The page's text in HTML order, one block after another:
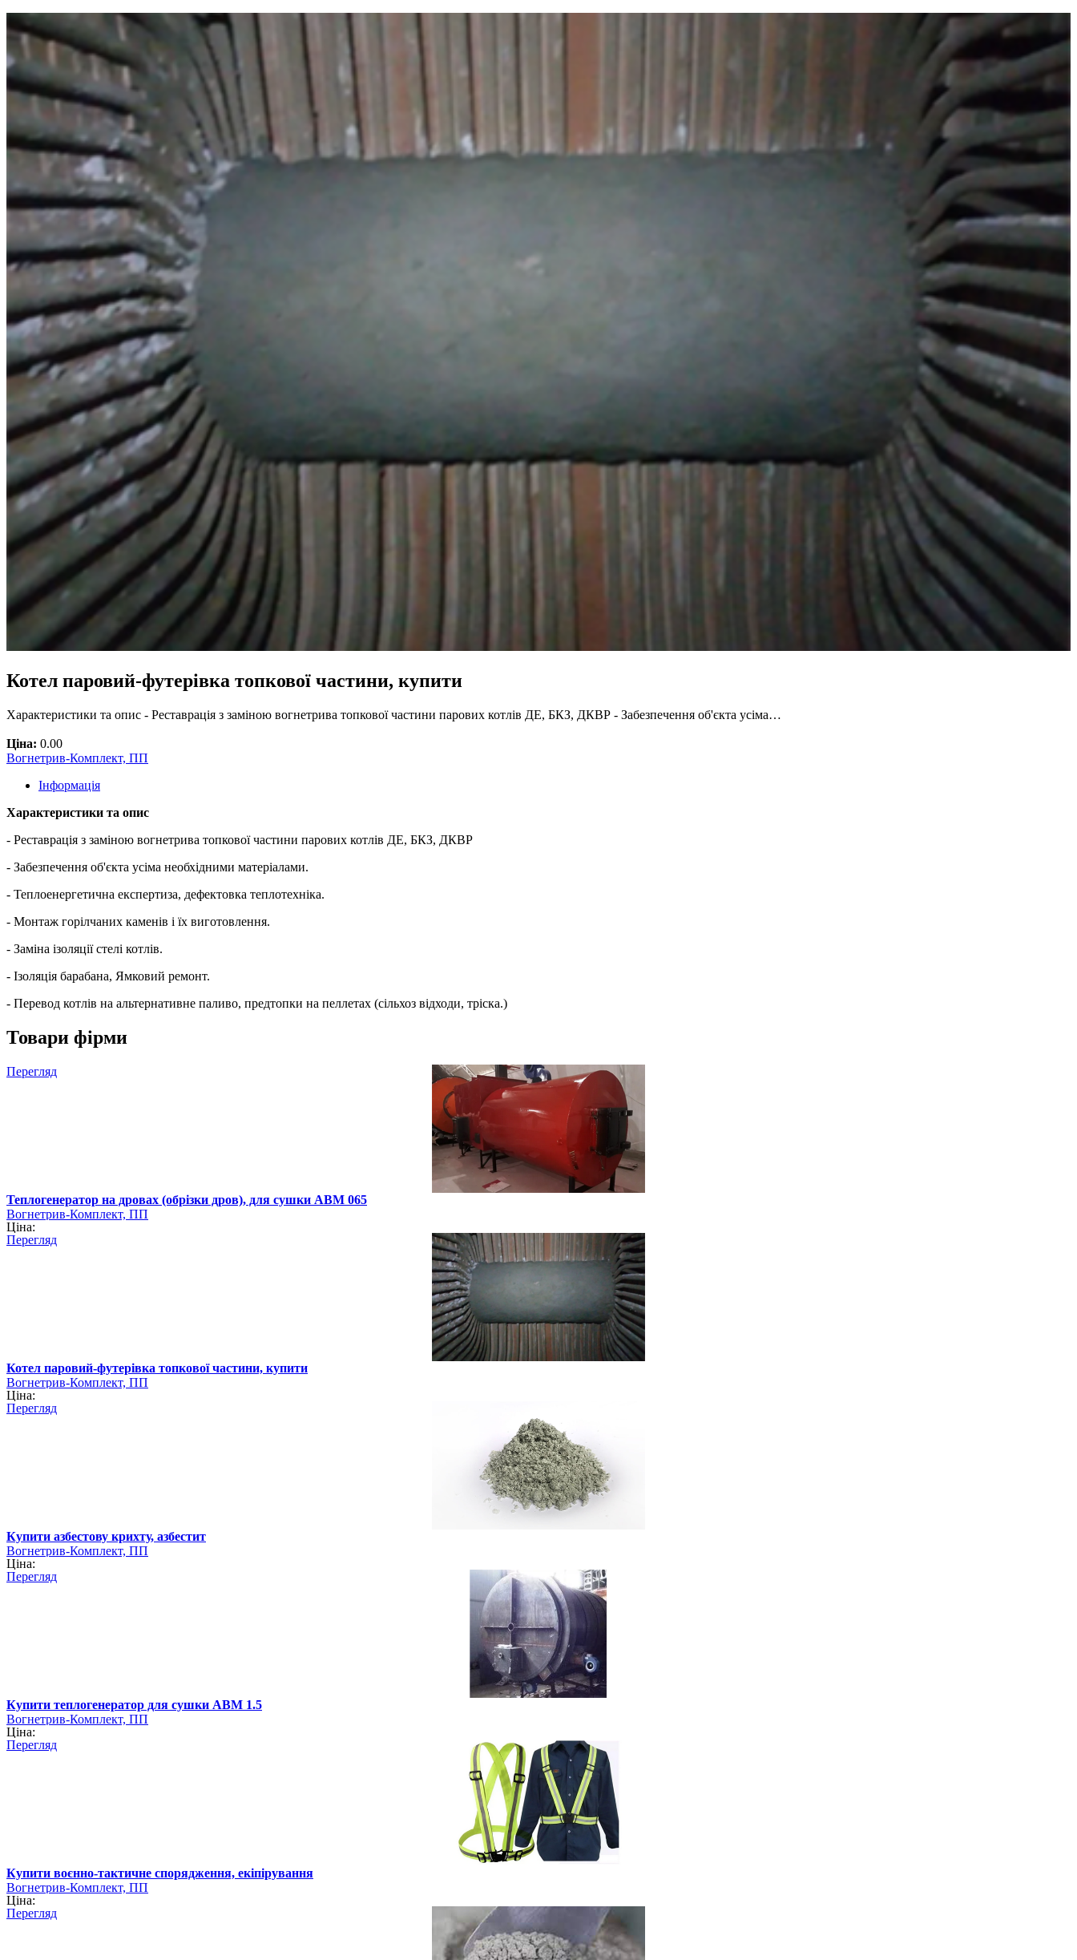
Котел паровий-футерівка топкової частини, купити
Характеристики та опис - Реставрація з заміною вогнетрива топкової частини парових котлів ДЕ, БКЗ, ДКВР - Забезпечення об'єкта усіма…
Ціна: 0.00
Вогнетрив-Комплект, ПП
Інформація
Характеристики та опис
- Реставрація з заміною вогнетрива топкової частини парових котлів ДЕ, БКЗ, ДКВР
- Забезпечення об'єкта усіма необхідними матеріалами.
- Теплоенергетична експертиза, дефектовка теплотехніка.
- Монтаж горілчаних каменів і їх виготовлення.
- Заміна ізоляції стелі котлів.
- Ізоляція барабана, Ямковий ремонт.
- Перевод котлів на альтернативне паливо, предтопки на пеллетах (сільхоз відходи, тріска.)
Товари фірми
Перегляд
Теплогенератор на дровах (обрізки дров), для сушки АВМ 065
Вогнетрив-Комплект, ПП
Ціна:
Перегляд
Котел паровий-футерівка топкової частини, купити
Вогнетрив-Комплект, ПП
Ціна:
Перегляд
Купити азбестову крихту, азбестит
Вогнетрив-Комплект, ПП
Ціна:
Перегляд
Купити теплогенератор для сушки АВМ 1.5
Вогнетрив-Комплект, ПП
Ціна:
Перегляд
Купити воєнно-тактичне спорядження, екіпірування
Вогнетрив-Комплект, ПП
Ціна:
Перегляд